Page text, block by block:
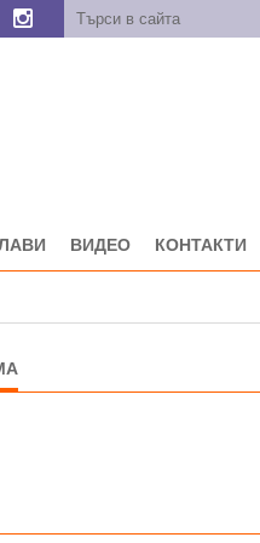
ВИДЕО КОНТАКТИ